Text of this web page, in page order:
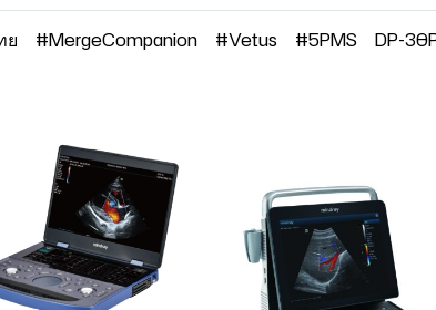
ย #MergeCompanion #Vetus #5PMS DP-